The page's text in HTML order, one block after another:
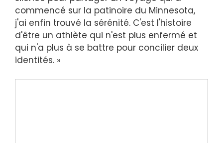
commencé sur la patinoire du Minnesota,
j'ai enfin trouvé la sérénité. C'est l'histoire
d'être un athlète qui n'est plus enfermé et
qui n'a plus à se battre pour concilier deux
identités. »